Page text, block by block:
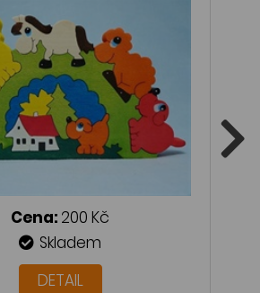
Cena: 200 Kč
Skladem
DETAIL